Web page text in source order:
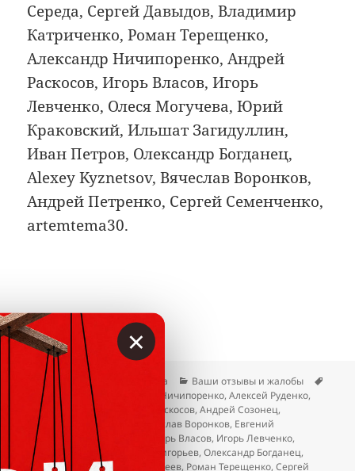
Середа, Сергей Давыдов, Владимир
Катриченко, Роман Терещенко,
Александр Ничипоренко, Андрей
Раскосов, Игорь Власов, Игорь
Левченко, Олеся Могучева, Юрий
Краковский, Ильшат Загидуллин,
Иван Петров, Олександр Богданец,
Alexey Kyznetsov, Вячеслав Воронков,
Андрей Петренко, Сергей Семенченко,
artemtema30.
Опубликовано
23.04.2026 Гость сайта Рубрики
Ваши отзывы и жалобы
Alexey Kyznetsov
Александр Ничипоренко,Алексей Руденко,
Андрей Петренко
Андрей Раскосов,Андрей Созонец,
Владимир Катриченко
Вячеслав Воронков, Евгений
Василенко
Иван Петров Игорь Власов, Игорь Левченко,
Ильшат Загидуллин
Олег Григорьев,Олександр Богданец,
Олеся Могучева, Роман Матвеев, Роман Терещенко,Сергей
×